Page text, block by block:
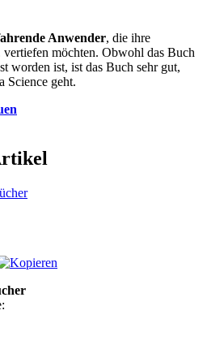
Anwender, die ihre
möchten. Obwohl das Buch
worden ist, ist das Buch sehr gut,
Science geht.